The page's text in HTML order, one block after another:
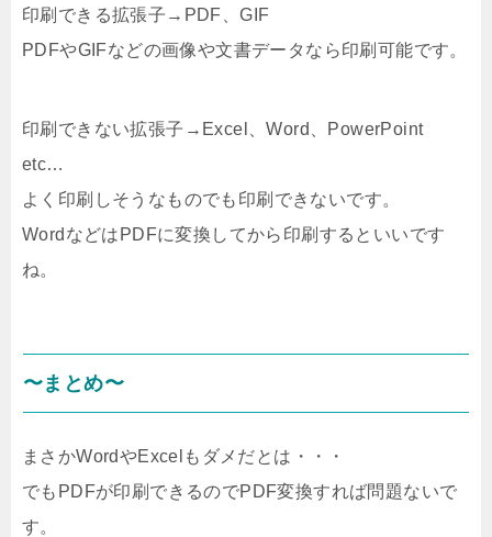
印刷できる拡張子→PDF、GIF
PDFやGIFなどの画像や文書データなら印刷可能です。
印刷できない拡張子→Excel、Word、PowerPoint
etc…
よく印刷しそうなものでも印刷できないです。
WordなどはPDFに変換してから印刷するといいです
ね。
〜まとめ〜
まさかWordやExcelもダメだとは・・・
でもPDFが印刷できるのでPDF変換すれば問題ないで
す。